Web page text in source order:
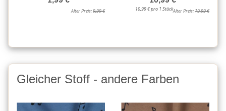
Alter Preis:9,99 € 10,99 € pro 1 StückAlter Preis:19,99 €
Gleicher Stoff - andere Farben